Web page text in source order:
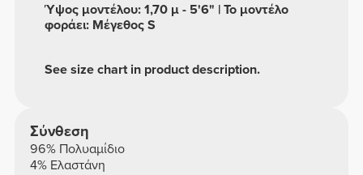
See size chart in product description.
Ύψος μοντέλου: 1,70 μ - 5'6" | Το μοντέλο
φοράει: Μέγεθος S
Σύνθεση
96% Πολυαμίδιο
4% Ελαστάνη